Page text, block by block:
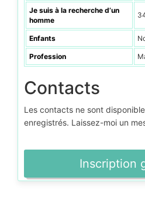
Je suis à la recherche d’un
homme
Enfants
Profession
Contacts
Les contacts ne sont
enregistrés. Laissez-moi un
Inscription